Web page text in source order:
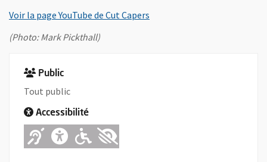
Voir la page YouTube de Cut Capers
(Photo: Mark Pickthall)
Public
Tout public
Accessibilité
Adapté pour l'handicap Auditif
Adapté pour l'handicap
Adapté pour l'handicap